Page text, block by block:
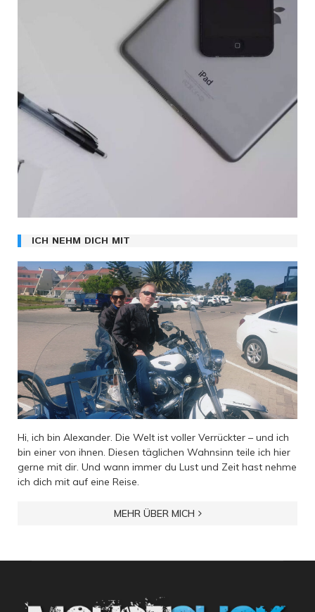
ICH NEHM DICH MIT
Hi, ich bin Alexander. Die Welt ist voller Verrückter – und ich
bin einer von ihnen. Diesen täglichen Wahnsinn teile ich hier
gerne mit dir. Und wann immer du Lust und Zeit hast nehme
ich dich mit auf eine Reise.
MEHR ÜBER MICH